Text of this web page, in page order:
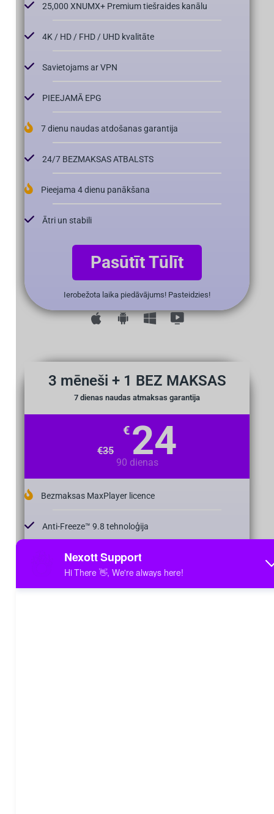
25,000 XNUMX+ Premium tiešraides kanālu
4K / HD / FHD / UHD kvalitāte
Savietojams ar VPN
PIEEJAMĀ EPG
7 dienu naudas atdošanas garantija
24/7 BEZMAKSAS ATBALSTS
Pieejama 4 dienu panākšana
Ātri un stabili
Pasūtīt Tūlīt
Ierobežota laika piedāvājums! Pasteidzies!
3 mēneši + 1 BEZ MAKSAS
7 dienas naudas atmaksas garantija
€35
€ 24
90 dienas
Bezmaksas MaxPlayer licence
Anti-Freeze™ 9.8 tehnoloģija
+150 XNUMX filmas un seriāli (VOD)
25,000 XNUMX+ Premium tiešraides kanālu